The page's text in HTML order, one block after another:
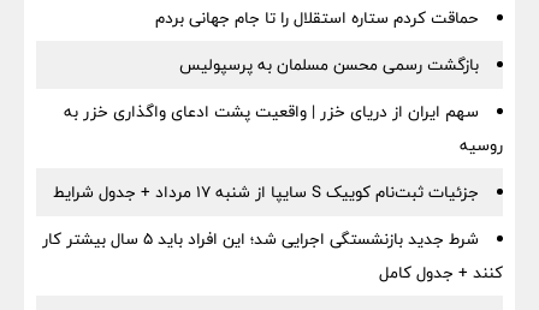
حماقت کردم ستاره استقلال را تا جام جهانی بردم
بازگشت رسمی محسن مسلمان به پرسپولیس
سهم ایران از دریای خزر | واقعیت پشت ادعای واگذاری خزر به
روسیه
جزئیات ثبت‌نام کوییک S سایپا از شنبه ۱۷ مرداد + جدول شرایط
شرط جدید بازنشستگی اجرایی شد؛ این افراد باید ۵ سال بیشتر کار
کنند + جدول کامل